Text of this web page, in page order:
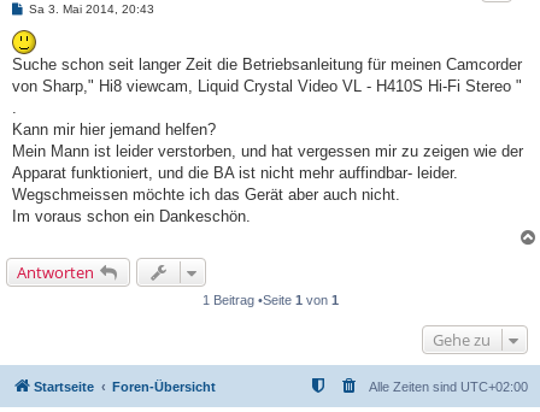
B
i
t
r
g
Sa 3. Mai 2014, 20:43
Suche schon seit langer Zeit die Betriebsanleitung für meinen Camcorder
von Sharp," Hi8 viewcam, Liquid Crystal Video VL - H410S Hi-Fi Stereo "
.
Kann mir hier jemand helfen?
Mein Mann ist leider verstorben, und hat vergessen mir zu zeigen wie der
Apparat funktioniert, und die BA ist nicht mehr auffindbar- leider.
Wegschmeissen möchte ich das Gerät aber auch nicht.
Im voraus schon ein Dankeschön.
Antworten
1 Beitrag •Seite 1 von 1
Gehe zu
Startseite Foren-Übersicht Alle Zeiten sind UTC+02:00